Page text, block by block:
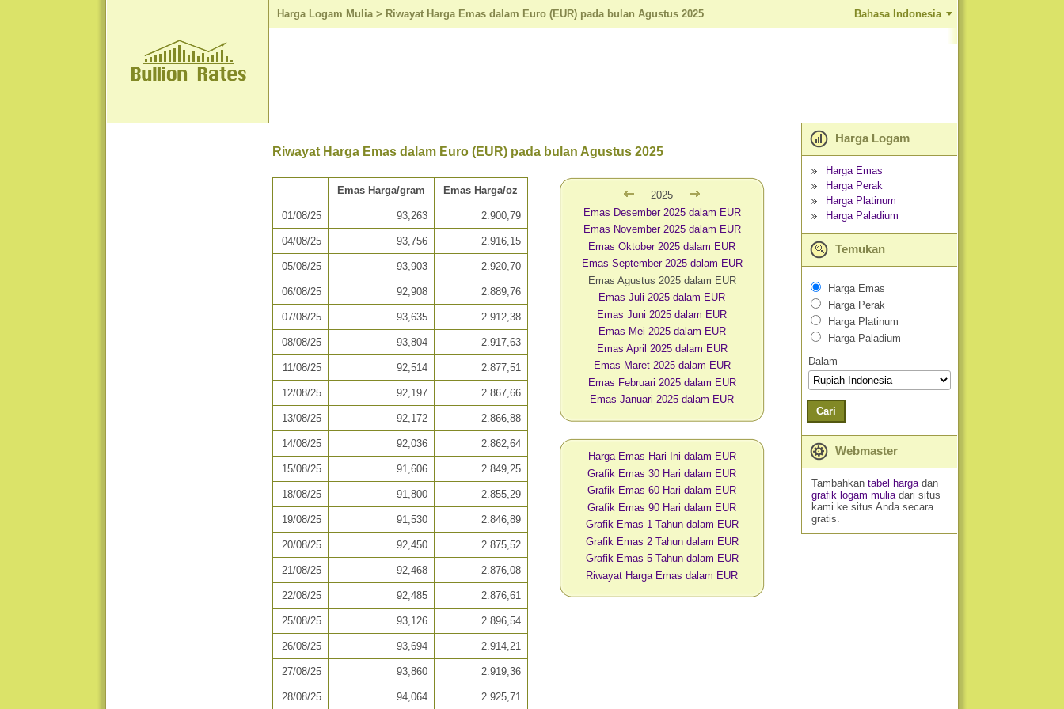
Harga Logam Mulia > Riwayat Harga Emas dalam Euro (EUR) pada bulan Agustus 2025 Bahasa Indonesia
Riwayat Harga Emas dalam Euro (EUR) pada bulan Agustus 2025
Emas Harga/gram Emas Harga/oz
01/08/25 93,263 2.900,79
04/08/25 93,756 2.916,15
05/08/25 93,903 2.920,70
06/08/25 92,908 2.889,76
07/08/25 93,635 2.912,38
08/08/25 93,804 2.917,63
11/08/25 92,514 2.877,51
12/08/25 92,197 2.867,66
13/08/25 92,172 2.866,88
14/08/25 92,036 2.862,64
15/08/25 91,606 2.849,25
18/08/25 91,800 2.855,29
19/08/25 91,530 2.846,89
20/08/25 92,450 2.875,52
21/08/25 92,468 2.876,08
22/08/25 92,485 2.876,61
25/08/25 93,126 2.896,54
26/08/25 93,694 2.914,21
27/08/25 93,860 2.919,36
28/08/25 94,064 2.925,71
2025
Emas Desember 2025 dalam EUR
Emas November 2025 dalam EUR
Emas Oktober 2025 dalam EUR
Emas September 2025 dalam EUR
Emas Agustus 2025 dalam EUR
Emas Juli 2025 dalam EUR
Emas Juni 2025 dalam EUR
Emas Mei 2025 dalam EUR
Emas April 2025 dalam EUR
Emas Maret 2025 dalam EUR
Emas Februari 2025 dalam EUR
Emas Januari 2025 dalam EUR
Harga Emas Hari Ini dalam EUR
Grafik Emas 30 Hari dalam EUR
Grafik Emas 60 Hari dalam EUR
Grafik Emas 90 Hari dalam EUR
Grafik Emas 1 Tahun dalam EUR
Grafik Emas 2 Tahun dalam EUR
Grafik Emas 5 Tahun dalam EUR
Riwayat Harga Emas dalam EUR
Harga Logam
Harga Emas
Harga Perak
Harga Platinum
Harga Paladium
Temukan
Harga Emas
Harga Perak
Harga Platinum
Harga Paladium
Dalam
Cari
Webmaster
Tambahkan tabel hargadan
grafik logam muliadari situs
kami ke situs Anda secara
gratis.